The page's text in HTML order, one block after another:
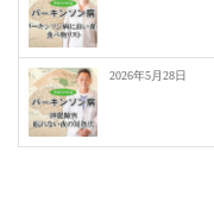
2026年5月28日